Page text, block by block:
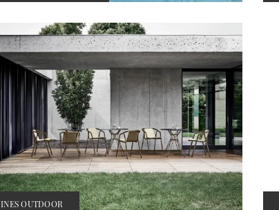
INES OUTDOOR